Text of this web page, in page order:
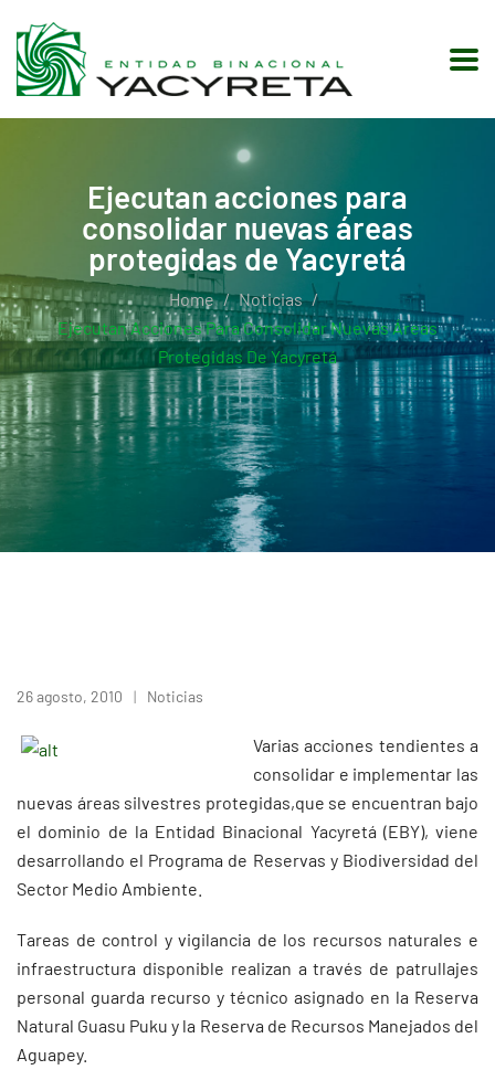
Ejecutan acciones para
consolidar nuevas áreas
protegidas de Yacyretá
Home
Noticias
Ejecutan Acciones Para Consolidar Nuevas Áreas
Protegidas De Yacyretá
26 agosto, 2010 Noticias
Varias acciones tendientes a
consolidar e implementar las
nuevas áreas silvestres protegidas,que se encuentran bajo
el dominio de la Entidad Binacional Yacyretá (EBY), viene
desarrollando el Programa de Reservas y Biodiversidad del
Sector Medio Ambiente.
Tareas de control y vigilancia de los recursos naturales e
infraestructura disponible realizan a través de patrullajes
personal guarda recurso y técnico asignado en la Reserva
Natural Guasu Puku y la Reserva de Recursos Manejados del
Aguapey.